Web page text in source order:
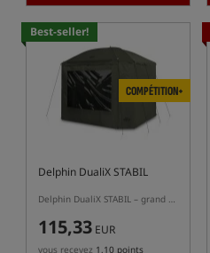
Best-seller!
COMPÉTITION+
Delphin DualiX STABIL
Delphin DualiX STABIL – grand parapluie carpe avec panneau latéral
115,33 EUR
vous recevez 1,10 points